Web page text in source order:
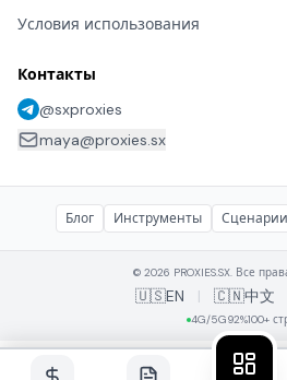
Условия использования
Контакты
@sxproxies
maya@proxies.sx
Блог Инструменты Сценарии
© 2026 PROXIES.SX. Все
🇺🇸EN | 🇨🇳中文
4G/5G92%100+